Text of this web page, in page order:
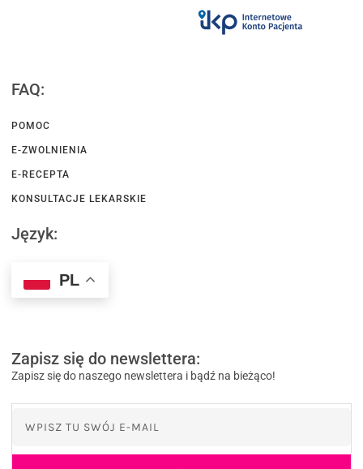
FAQ:
POMOC
E-ZWOLNIENIA
E-RECEPTA
KONSULTACJE LEKARSKIE
Język:
PL
Zapisz się do newslettera:
Zapisz się do naszego newslettera i bądź na bieżąco!